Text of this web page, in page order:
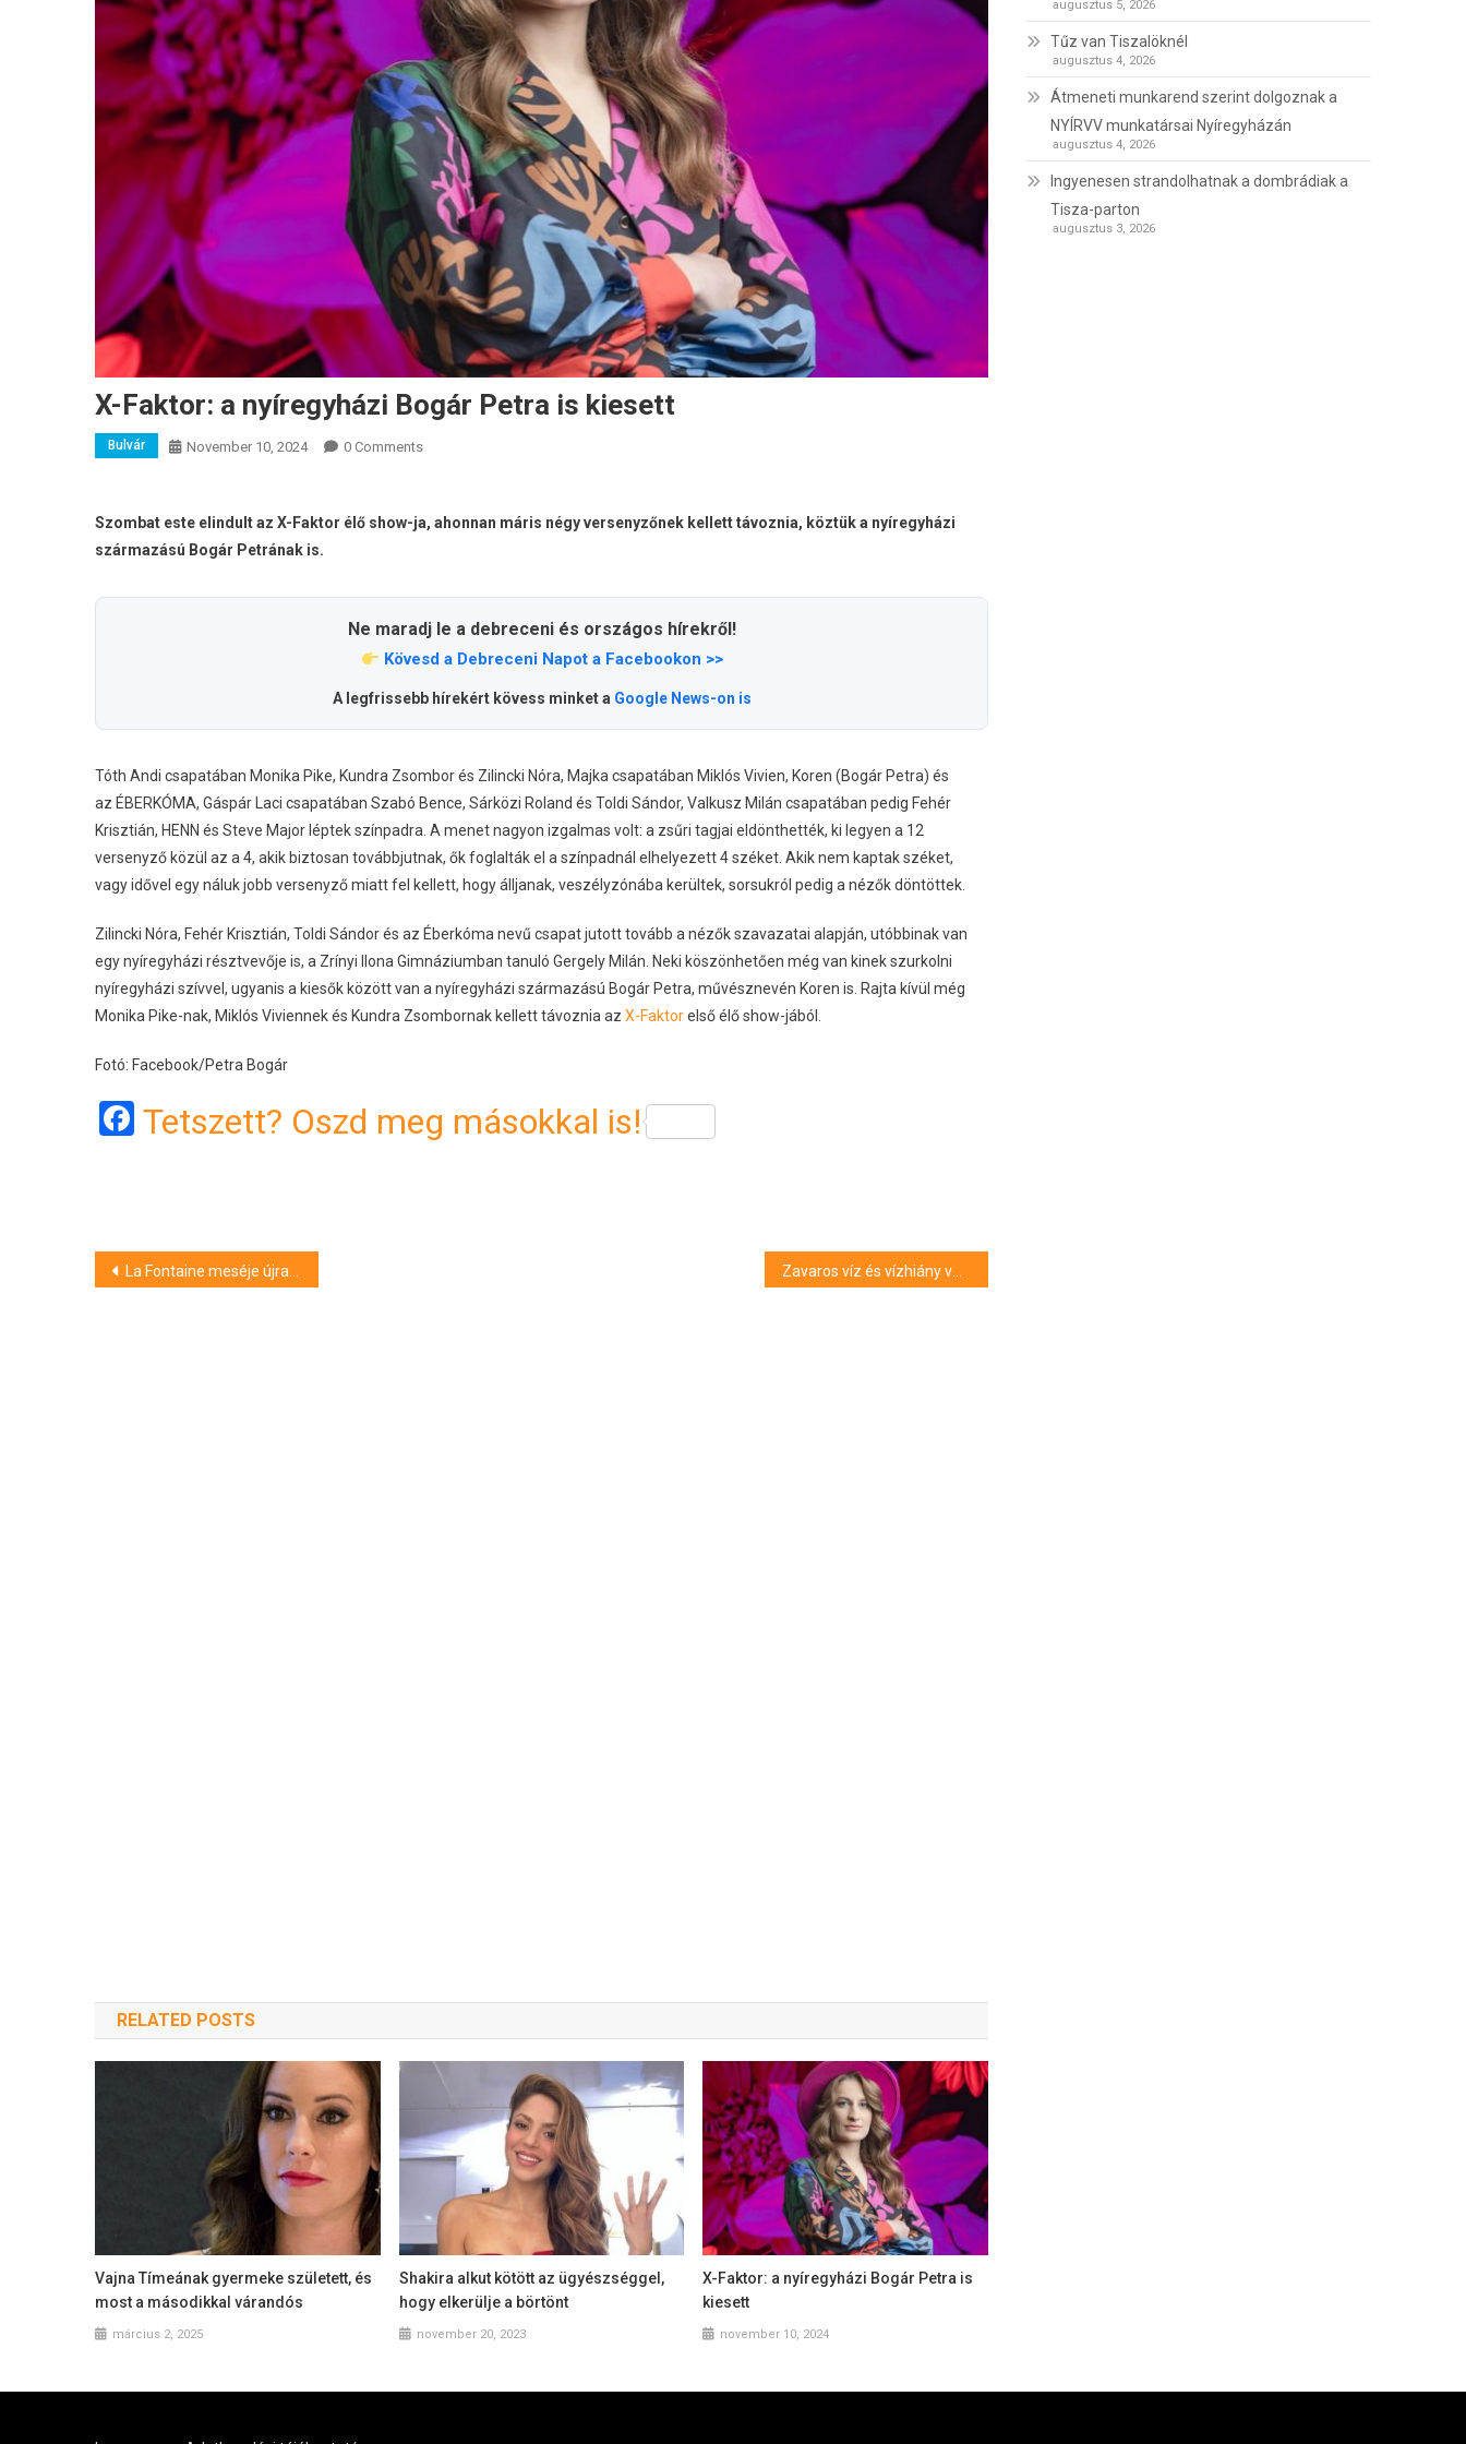
X-Faktor: a nyíregyházi Bogár Petra is kiesett
Bulvár November 10, 2024 0 Comments
Szombat este elindult az X-Faktor élő show-ja, ahonnan máris négy versenyzőnek kellett távoznia, köztük a nyíregyházi
származású Bogár Petrának is.
Ne maradj le a debreceni és országos hírekről!
Kövesd a Debreceni Napot a Facebookon >>
A legfrissebb hírekért kövess minket a Google News-on is
Tóth Andi csapatában Monika Pike, Kundra Zsombor és Zilincki Nóra, Majka csapatában Miklós Vivien, Koren (Bogár Petra) és
az ÉBERKÓMA, Gáspár Laci csapatában Szabó Bence, Sárközi Roland és Toldi Sándor, Valkusz Milán csapatában pedig Fehér
Krisztián, HENN és Steve Major léptek színpadra. A menet nagyon izgalmas volt: a zsűri tagjai eldönthették, ki legyen a 12
versenyző közül az a 4, akik biztosan továbbjutnak, ők foglalták el a színpadnál elhelyezett 4 széket. Akik nem kaptak széket,
vagy idővel egy náluk jobb versenyző miatt fel kellett, hogy álljanak, veszélyzónába kerültek, sorsukról pedig a nézők döntöttek.
Zilincki Nóra, Fehér Krisztián, Toldi Sándor és az Éberkóma nevű csapat jutott tovább a nézők szavazatai alapján, utóbbinak van
egy nyíregyházi résztvevője is, a Zrínyi Ilona Gimnáziumban tanuló Gergely Milán. Neki köszönhetően még van kinek szurkolni
nyíregyházi szívvel, ugyanis a kiesők között van a nyíregyházi származású Bogár Petra, művésznevén Koren is. Rajta kívül még
Monika Pike-nak, Miklós Viviennek és Kundra Zsombornak kellett távoznia az X-Faktorelső élő show-jából.
Fotó: Facebook/Petra Bogár
Facebook
Tetszett? Oszd meg másokkal is!
Bejegyzés
La Fontaine meséje újratöltve. Megint 2-2 lett, de ennek annyira nem örülünk. A DVSC-Győri ETO NB I-es mérkőzésen jártunk Zavaros víz és vízhiány várható Hajdúsámsonban
RELATED POSTS
Vajna Tímeának gyermeke született, és
most a másodikkal várandós
március 2, 2025
Shakira alkut kötött az ügyészséggel,
hogy elkerülje a börtönt
november 20, 2023
X-Faktor: a nyíregyházi Bogár Petra is
kiesett
november 10, 2024
augusztus 5, 2026
Tűz van Tiszalöknél
augusztus 4, 2026
Átmeneti munkarend szerint dolgoznak a
NYÍRVV munkatársai Nyíregyházán
augusztus 4, 2026
Ingyenesen strandolhatnak a dombrádiak a
Tisza-parton
augusztus 3, 2026